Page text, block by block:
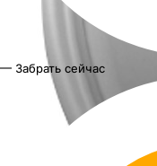
— Забрать сейчас